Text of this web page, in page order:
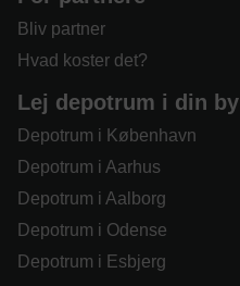
Bliv partner
Hvad koster det?
Lej depotrum i din by
Depotrum i København
Depotrum i Aarhus
Depotrum i Aalborg
Depotrum i Odense
Depotrum i Esbjerg